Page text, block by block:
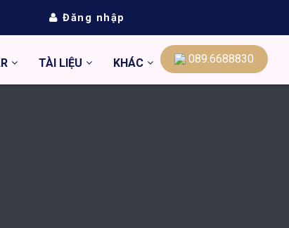
Đăng nhập
TÀI LIỆU KHÁC 089.6688830